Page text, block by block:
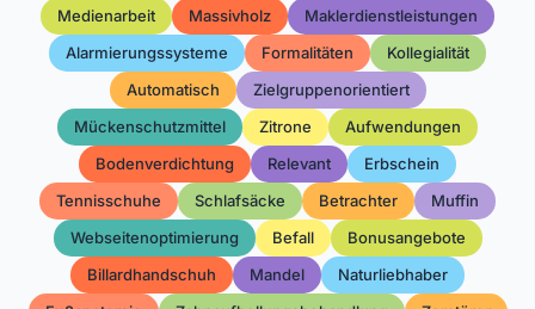
Medienarbeit
Massivholz
Maklerdienstleistungen
Alarmierungssysteme
Formalitäten
Kollegialität
Automatisch
Zielgruppenorientiert
Mückenschutzmittel
Zitrone
Aufwendungen
Bodenverdichtung
Relevant
Erbschein
Tennisschuhe
Schlafsäcke Betrachter
Muffin
Webseitenoptimierung
Befall
Bonusangebote
Billardhandschuh
Mandel
Naturliebhaber